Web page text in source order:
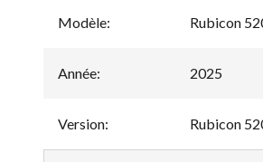
Modèle: Rubicon
Année: 2025
Version: Rubicon